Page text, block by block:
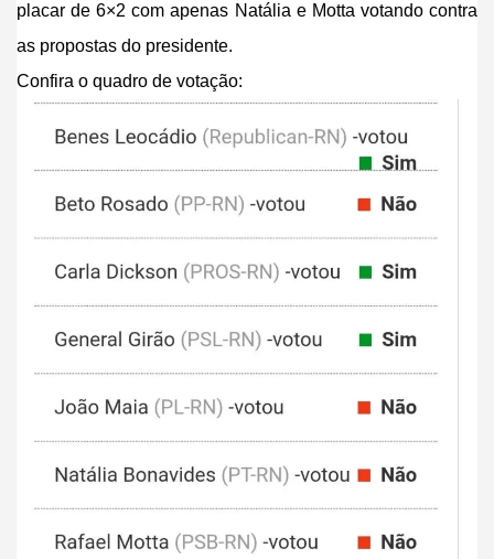
placar de 6×2 com apenas Natália e Motta votando contra
as propostas do presidente.
Confira o quadro de votação: